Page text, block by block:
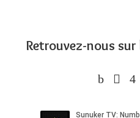
Retrouvez-nous